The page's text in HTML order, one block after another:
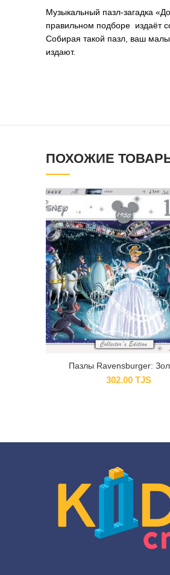
Музыкальный пазл-загадка
правильном подборе издаёт
Собирая такой пазл, ваш
издают.
ПОХОЖИЕ
Пазлы Ravensburger:
302.00TJS